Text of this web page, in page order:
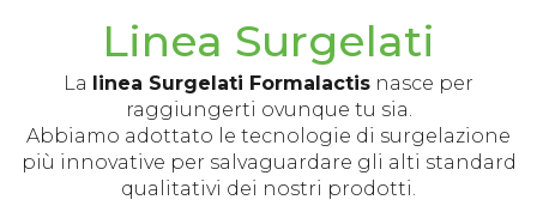
Linea Surgelati
La linea Surgelati Formalactis nasce per
raggiungerti ovunque tu sia.
Abbiamo adottato le tecnologie di surgelazione
più innovative per salvaguardare gli alti standard
qualitativi dei nostri prodotti.